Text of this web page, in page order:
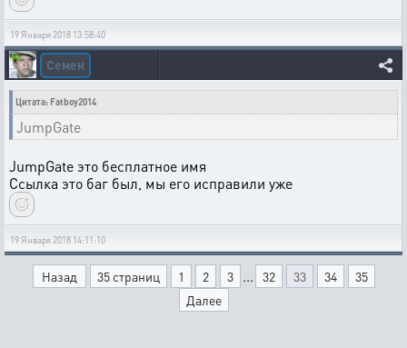
19 Января 2018 13:58:40
Семен
Цитата: Fatboy2014
JumpGate
JumpGate это бесплатное имя
Ссылка это баг был, мы его исправили уже
19 Января 2018 14:11:10
Назад 35 страниц 1 2 3 ... 32 33 34
35
Далее